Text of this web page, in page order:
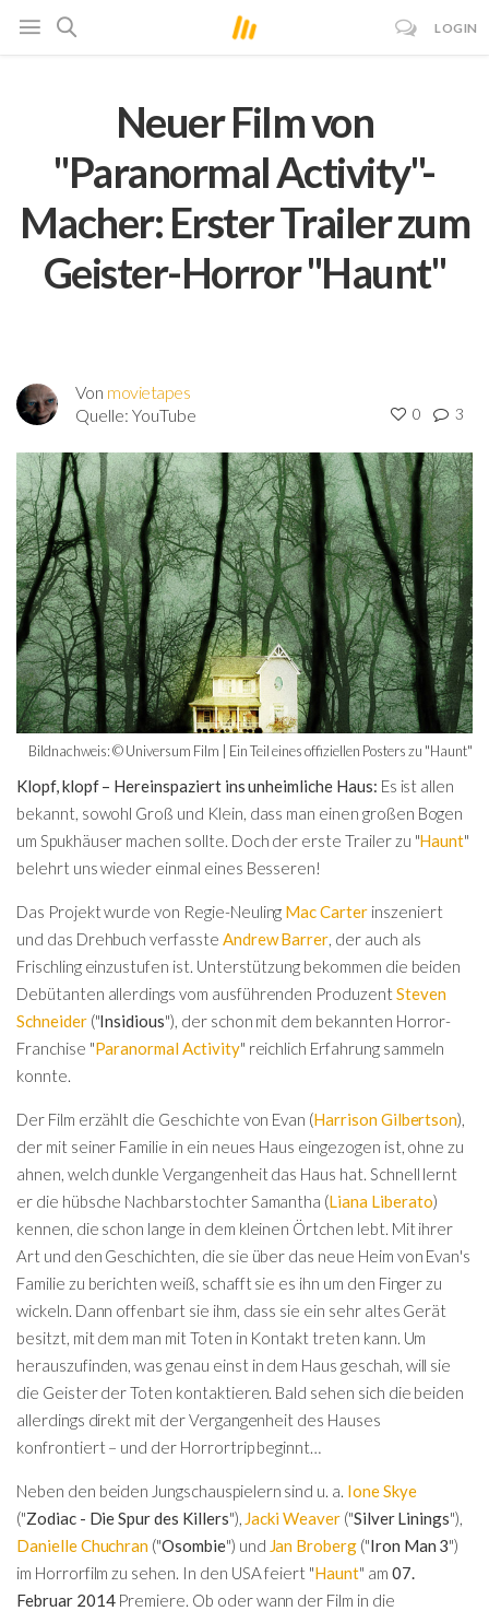
LOGIN
Neuer Film von
"Paranormal Activity"-
Macher: Erster Trailer zum
Geister-Horror "Haunt"
Von movietapes
Quelle: YouTube 0 3
Bildnachweis: © Universum Film | Ein Teil eines offiziellen Posters zu "Haunt"
Klopf, klopf – Hereinspaziert ins unheimliche Haus: Es ist allen
bekannt, sowohl Groß und Klein, dass man einen großen Bogen
um Spukhäuser machen sollte. Doch der erste Trailer zu "Haunt"
belehrt uns wieder einmal eines Besseren!
Das Projekt wurde von Regie-Neuling Mac Carterinszeniert
und das Drehbuch verfasste Andrew Barrer, der auch als
Frischling einzustufen ist. Unterstützung bekommen die beiden
Debütanten allerdings vom ausführenden Produzent Steven
Schneider("Insidious"), der schon mit dem bekannten Horror-
Franchise "Paranormal Activity" reichlich Erfahrung sammeln
konnte.
Der Film erzählt die Geschichte von Evan (Harrison Gilbertson),
der mit seiner Familie in ein neues Haus eingezogen ist, ohne zu
ahnen, welch dunkle Vergangenheit das Haus hat. Schnell lernt
er die hübsche Nachbarstochter Samantha (Liana Liberato)
kennen, die schon lange in dem kleinen Örtchen lebt. Mit ihrer
Art und den Geschichten, die sie über das neue Heim von Evan's
Familie zu berichten weiß, schafft sie es ihn um den Finger zu
wickeln. Dann offenbart sie ihm, dass sie ein sehr altes Gerät
besitzt, mit dem man mit Toten in Kontakt treten kann. Um
herauszufinden, was genau einst in dem Haus geschah, will sie
die Geister der Toten kontaktieren. Bald sehen sich die beiden
allerdings direkt mit der Vergangenheit des Hauses
konfrontiert – und der Horrortrip beginnt…
Neben den beiden Jungschauspielern sind u. a. Ione Skye
("Zodiac - Die Spur des Killers"), Jacki Weaver("Silver Linings"),
Danielle Chuchran ("Osombie") und Jan Broberg ("Iron Man 3")
im Horrorfilm zu sehen. In den USA feiert "Haunt" am 07.
Februar 2014Premiere. Ob oder wann der Film in die